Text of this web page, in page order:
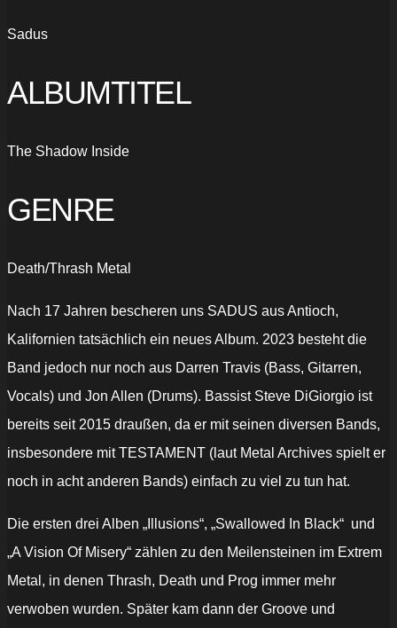
Sadus
ALBUMTITEL
The Shadow Inside
GENRE
Death/Thrash Metal
Nach 17 Jahren bescheren uns SADUS aus Antioch,
Kalifornien tatsächlich ein neues Album. 2023 besteht die
Band jedoch nur noch aus Darren Travis (Bass, Gitarren,
Vocals) und Jon Allen (Drums). Bassist Steve DiGiorgio ist
bereits seit 2015 draußen, da er mit seinen diversen Bands,
insbesondere mit TESTAMENT (laut Metal Archives spielt er
noch in acht anderen Bands) einfach zu viel zu tun hat.
Die ersten drei Alben „Illusions“, „Swallowed In Black“ und
„A Vision Of Misery“ zählen zu den Meilensteinen im Extrem
Metal, in denen Thrash, Death und Prog immer mehr
verwoben wurden. Später kam dann der Groove und